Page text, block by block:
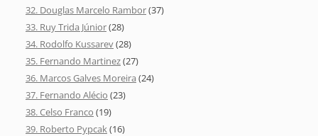
32. Douglas Marcelo Rambor(37)
33. Ruy Trida Júnior(28)
34. Rodolfo Kussarev(28)
35. Fernando Martinez(27)
36. Marcos Galves Moreira (24)
37. Fernando Alécio (23)
38. Celso Franco (19)
39. Roberto Pypcak(16)